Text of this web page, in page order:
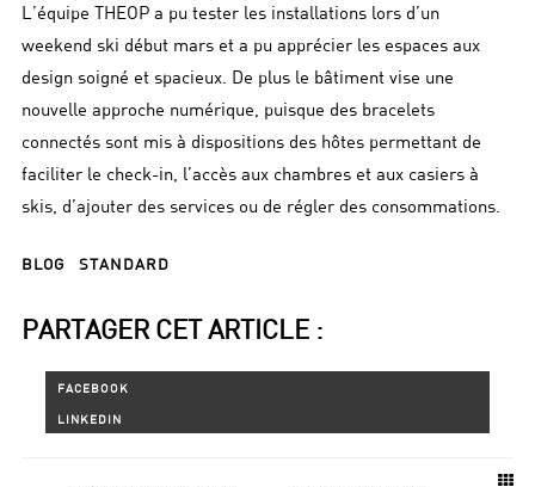
L’équipe THEOP a pu tester les installations lors d’un
weekend ski début mars et a pu apprécier les espaces aux
design soigné et spacieux. De plus le bâtiment vise une
nouvelle approche numérique, puisque des bracelets
connectés sont mis à dispositions des hôtes permettant de
faciliter le check-in, l’accès aux chambres et aux casiers à
skis, d’ajouter des services ou de régler des consommations.
BLOG STANDARD
PARTAGER CET ARTICLE :